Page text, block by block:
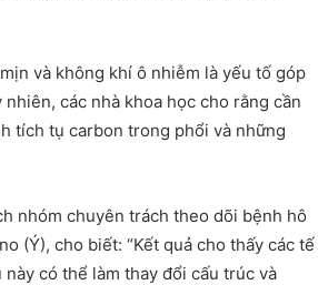
và không khí ô nhiễm là yếu tố góp
các nhà khoa học cho rằng cần
tích tụ carbon trong phổi và những
nhóm chuyên trách theo dõi bệnh hô
(Ý), cho biết: “Kết quả cho thấy các tế
có thể làm thay đổi cấu trúc và